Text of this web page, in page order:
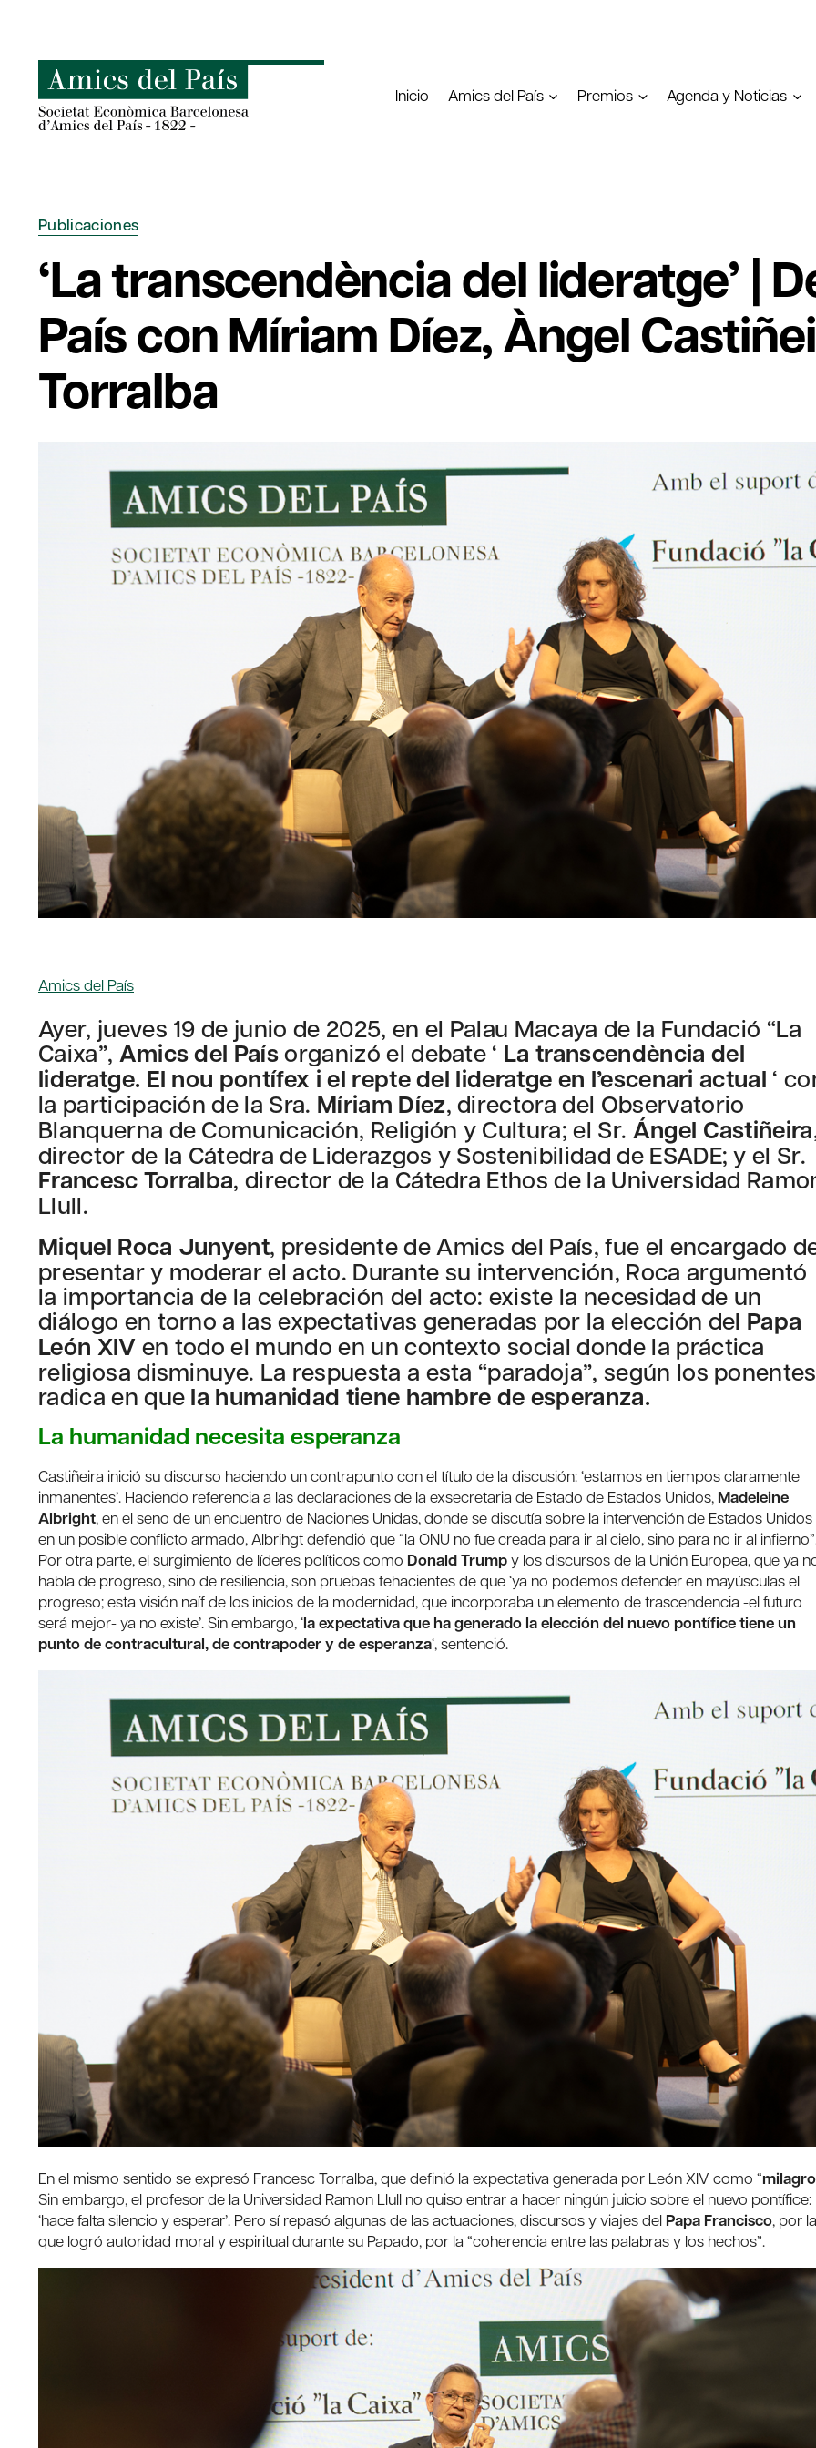
contenido
Inicio Amics del País Premios Agenda y Noticias
Publicaciones
‘La transcendència del lideratge’ |
País con Míriam Díez, Àngel
Torralba
Amics del País
Ayer, jueves 19 de junio de 2025, en el Palau Macaya de la Fundació “La
Caixa”, Amics del Paísorganizó el debate ‘ La transcendència del
lideratge. El nou pontífex i el repte del lideratge en l’escenari actual ‘
la participación de la Sra. Míriam Díez, directora del Observatorio
Blanquerna de Comunicación, Religión y Cultura; el Sr. Ángel Castiñeira
director de la Cátedra de Liderazgos y Sostenibilidad de ESADE; y el Sr.
Francesc Torralba, director de la Cátedra Ethos de la Universidad
Llull.
Miquel Roca Junyent, presidente de Amics del País, fue el encargado
presentar y moderar el acto. Durante su intervención, Roca argumentó
la importancia de la celebración del acto: existe la necesidad de un
diálogo en torno a las expectativas generadas por la elección del Papa
León XIV en todo el mundo en un contexto social donde la práctica
religiosa disminuye. La respuesta a esta “paradoja”, según los
radica en que la humanidad tiene hambre de esperanza.
La humanidad necesita esperanza
Castiñeira inició su discurso haciendo un contrapunto con el título de la discusión: ‘estamos en tiempos claramente
inmanentes’. Haciendo referencia a las declaraciones de la exsecretaria de Estado de Estados Unidos, Madeleine
Albright, en el seno de un encuentro de Naciones Unidas, donde se discutía sobre la intervención de Estados Unidos
en un posible conflicto armado, Albrihgt defendió que “la ONU no fue creada para ir al cielo, sino para no ir al
Por otra parte, el surgimiento de líderes políticos como Donald Trumpy los discursos de la Unión Europea, que ya
habla de progreso, sino de resiliencia, son pruebas fehacientes de que ‘ya no podemos defender en mayúsculas el
progreso; esta visión naíf de los inicios de la modernidad, que incorporaba un elemento de trascendencia -el futuro
será mejor- ya no existe’. Sin embargo, ‘la expectativa que ha generado la elección del nuevo pontífice tiene un
punto de contracultural, de contrapoder y de esperanza‘, sentenció.
En el mismo sentido se expresó Francesc Torralba, que definió la expectativa generada por León XIV como “milagro
Sin embargo, el profesor de la Universidad Ramon Llull no quiso entrar a hacer ningún juicio sobre el nuevo pontífice:
‘hace falta silencio y esperar’. Pero sí repasó algunas de las actuaciones, discursos y viajes del Papa Francisco, por
que logró autoridad moral y espiritual durante su Papado, por la “coherencia entre las palabras y los hechos”.